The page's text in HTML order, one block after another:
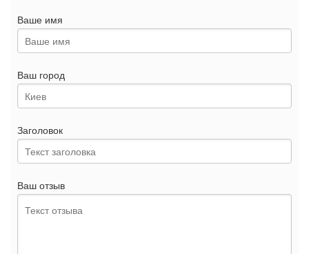
Ваше имя
Ваш город
Заголовок
Ваш отзыв